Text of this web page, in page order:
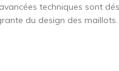
techniques sont
du design des maillots.